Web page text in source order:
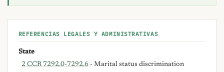
REFERENCIAS LEGALES Y ADMINISTRATIVAS
State
2 CCR 7292.0-7292.6 - Marital status discrimination